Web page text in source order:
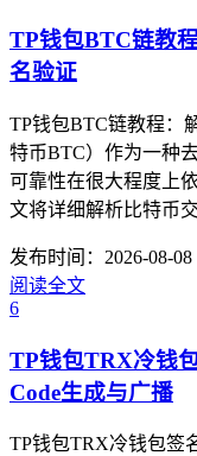
TP钱包BTC链教
名验证
TP钱包BTC链教程：
特币BTC）作为一种
可靠性在很大程度上
文将详细解析比特币
发布时间：2026-08-08
阅读全文
6
TP钱包TRX冷钱
Code生成与广播
TP钱包TRX冷钱包签